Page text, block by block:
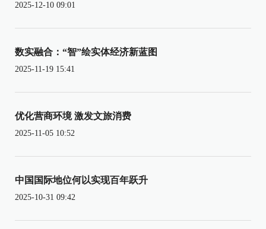
2025-12-10 09:01
数实融合：“智”绘实体经济新蓝图
2025-11-19 15:41
优化营商环境 激发文旅消费
2025-11-05 10:52
中国国际地位何以实现百年跃升
2025-10-31 09:42